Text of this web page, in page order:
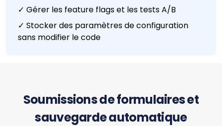
✓ Gérer les feature flags et les tests A/B
✓ Stocker des paramètres de configuration
sans modifier le code
Soumissions de formulaires et
sauvegarde automatique